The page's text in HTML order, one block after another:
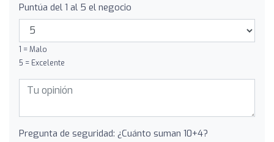
Puntúa del 1 al 5 el negocio
1 = Malo
5 = Excelente
Pregunta de seguridad: ¿Cuánto suman 10+4?